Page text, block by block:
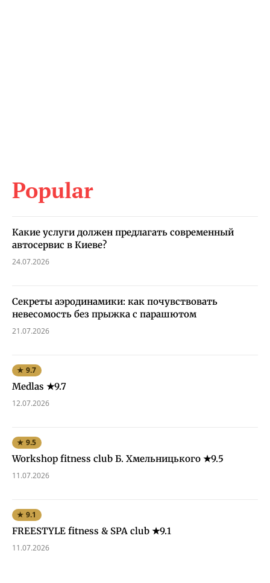
Popular
Какие услуги должен предлагать современный
автосервис в Киеве?
24.07.2026
Секреты аэродинамики: как почувствовать
невесомость без прыжка с парашютом
21.07.2026
★ 9.7
Medlas ★9.7
12.07.2026
★ 9.5
Workshop fitness club Б. Хмельницького ★9.5
11.07.2026
★ 9.1
FREESTYLE fitness & SPA club ★9.1
11.07.2026